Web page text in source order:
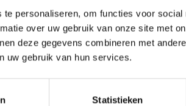
personaliseren, om functies voor social
over uw gebruik van onze site met
deze gegevens combineren met
uw gebruik van hun services.
Statistieken